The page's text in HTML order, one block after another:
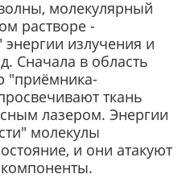
молекулярный
растворе -
излучения и
Сначала в область
"приёмника-
ткань
лазером. Энергии
молекулы
и они атакуют